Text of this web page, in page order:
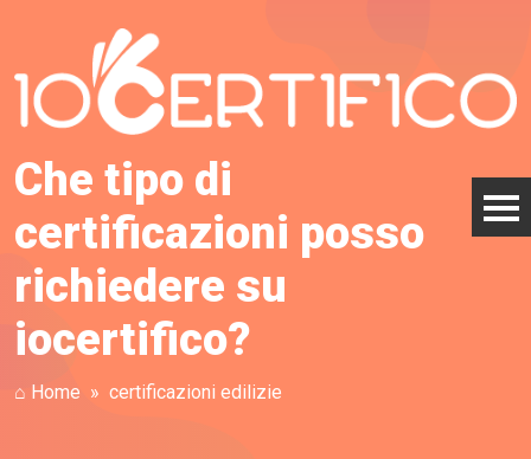
Che tipo di
certificazioni posso
richiedere su
iocertifico?
⌂ Home certificazioni edilizie